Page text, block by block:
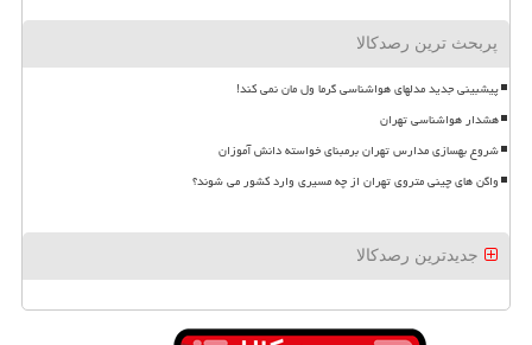
پربحث ترین رصدکالا
پیشبینی جدید مدلهای هواشناسی گرما ول مان نمی کند!
هشدار هواشناسی تهران
شروع بهسازی مدارس تهران برمبنای خواسته دانش آموزان
واگن های چینی متروی تهران از چه مسیری وارد کشور می شوند؟
جدیدترین رصدکالا